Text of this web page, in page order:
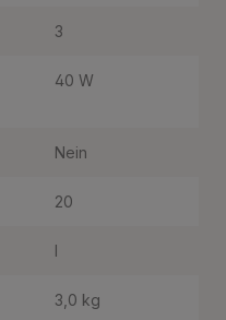
3
40 W
Nein
20
I
3,0 kg